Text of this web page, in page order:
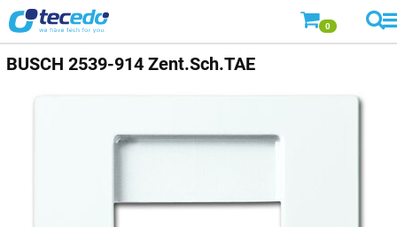
0
BUSCH 2539-914 Zent.Sch.TAE